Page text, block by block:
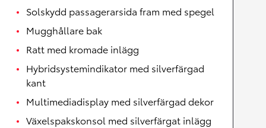
Solskydd passagerarsida fram med spegel
Mugghållare bak
Ratt med kromade inlägg
Hybridsystemindikator med silverfärgad
kant
Multimediadisplay med silverfärgad dekor
Växelspakskonsol med silverfärgat inlägg